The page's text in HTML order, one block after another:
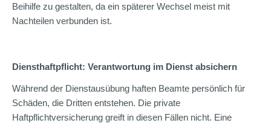
Beihilfe zu gestalten, da ein späterer Wechsel meist mit
Nachteilen verbunden ist.
Diensthaftpflicht: Verantwortung im Dienst absichern
Während der Dienstausübung haften Beamte persönlich für
Schäden, die Dritten entstehen. Die private
Haftpflichtversicherung greift in diesen Fällen nicht. Eine